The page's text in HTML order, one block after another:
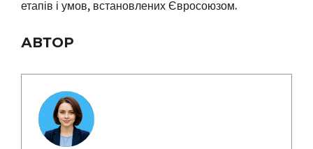
етапів і умов, встановлених Євросоюзом.
АВТОР